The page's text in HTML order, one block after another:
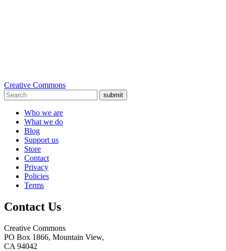
Creative Commons
submit
Who we are
What we do
Blog
Support us
Store
Contact
Privacy
Policies
Terms
Contact Us
Creative Commons
PO Box 1866, Mountain View,
CA 94042